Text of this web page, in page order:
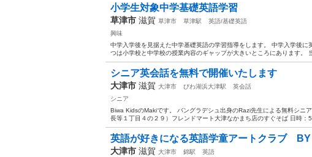
小学生対象中学基礎英語学習
草津市 滋賀 草津市 草津駅
英語/基礎英語
興味
中学入学後を見据えた中学基礎英語の学習指導をします。 中学入学後
つは小学校と中学校の授業内容のギャップが大きいところにあります。
シニア英会話を無料で開催いたします
大津市 滋賀 大津市 びわ湖浜大津駅
英会話
シニア
Biwa KidsのMakiです。 バングラデシュ出身のRazi先生による無料シニ
長等１丁目４の２９）フレンドマート大津なかまち店のすぐそば 日時：5
英語が好きになる英語学童アートクラブ
大津市 滋賀 大津市 錦駅
英語